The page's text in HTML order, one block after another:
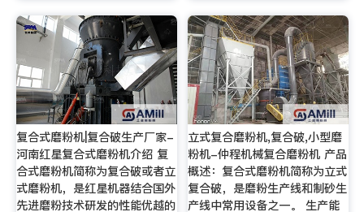
复合式磨粉机|复合破生产厂家-
河南红星复合式磨粉机介绍 复
合式磨粉机简称为复合破或者立
式磨粉机，是红星机器结合国外
先进磨粉技术研发的性能优越的
立式复合磨粉机,复合破,小型磨
粉机-仲程机械复合磨粉机 产品
概述：复合式磨粉机简称为立式
复合破，是磨粉生产线和制砂生
产线中常用设备之一。 生产能